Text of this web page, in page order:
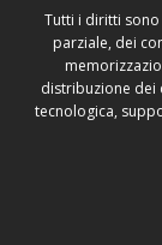
Tutti i diritti sono
parziale, dei
distribuzione dei
tecnologica,